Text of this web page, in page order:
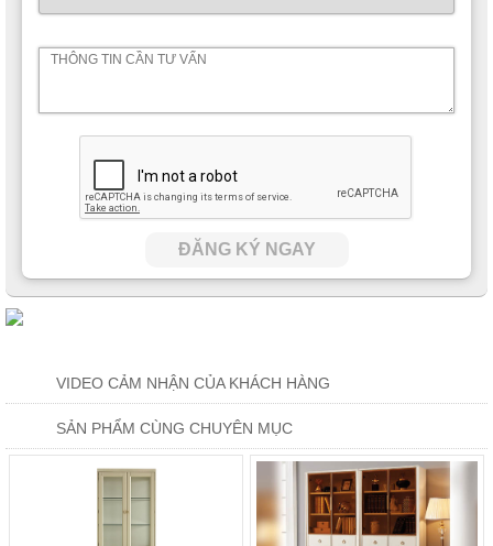
ĐĂNG KÝ NGAY
VIDEO CẢM NHẬN CỦA KHÁCH HÀNG
SẢN PHẨM CÙNG CHUYÊN MỤC